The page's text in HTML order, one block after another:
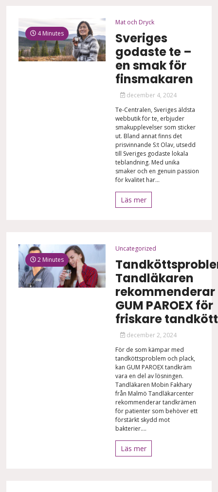
4 Minutes
Mat och Dryck
Sveriges
godaste te –
en smak för
finsmakaren
december 4, 2024
Te-Centralen, Sveriges äldsta
webbutik för te, erbjuder
smakupplevelser som sticker
ut. Bland annat finns det
prisvinnande S:t Olav, utsedd
till Sveriges godaste lokala
teblandning. Med unika
smaker och en genuin passion
för kvalitet har...
Läs mer
2 Minutes
Uncategorized
Tandläkaren
rekommenderar
GUM PAROEX för
friskare tandkött
december 2, 2024
För de som kämpar med
tandköttsproblem och plack,
kan GUM PAROEX tandkräm
vara en del av lösningen.
Tandläkaren Mobin Fakhary
från Malmö Tandläkarcenter
rekommenderar tandkrämen
för patienter som behöver ett
förstärkt skydd mot
bakterier....
Läs mer